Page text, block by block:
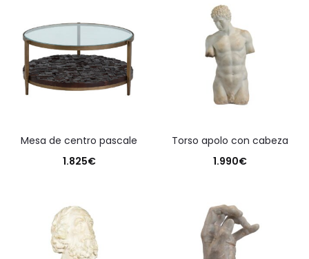
mesa de centro pascale
1.825€
torso apolo con cabeza
1.990€